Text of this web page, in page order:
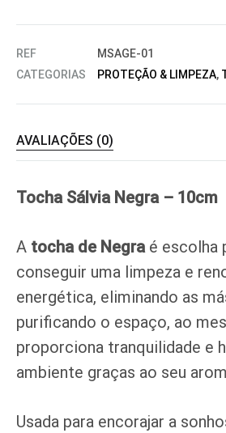
REF
MSAGE-01
CATEGORIAS
PROTEÇÃO & LIMPEZA,
AVALIAÇÕES (0)
Tocha Sálvia Negra – 10cm
A tocha de Negra é escolha
conseguir uma limpeza e
energética, eliminando as
purificando o espaço, ao
proporciona tranquilidade e
ambiente graças ao seu
Usada para encorajar a